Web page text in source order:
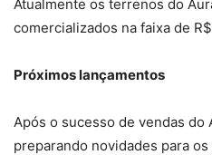
Atualmente os terrenos do
comercializados na faixa de
Próximos lançamentos
Após o sucesso de vendas do
preparando novidades para